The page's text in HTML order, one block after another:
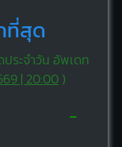
ที่สุด
ระจำวัน อัพเดท
| 20:00)
-